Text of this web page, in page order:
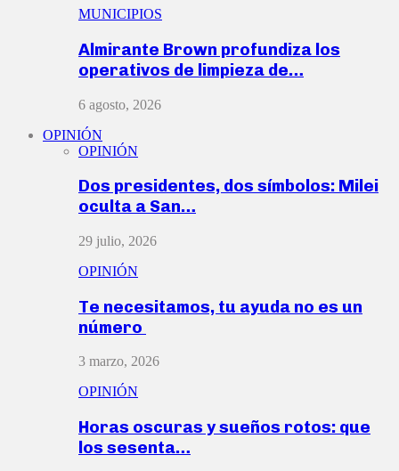
MUNICIPIOS
Almirante Brown profundiza los
operativos de limpieza de…
6 agosto, 2026
OPINIÓN
OPINIÓN
Dos presidentes, dos símbolos: Milei
oculta a San…
29 julio, 2026
OPINIÓN
Te necesitamos, tu ayuda no es un
número
3 marzo, 2026
OPINIÓN
Horas oscuras y sueños rotos: que
los sesenta…